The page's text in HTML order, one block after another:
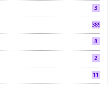
3
3892
8
2
11